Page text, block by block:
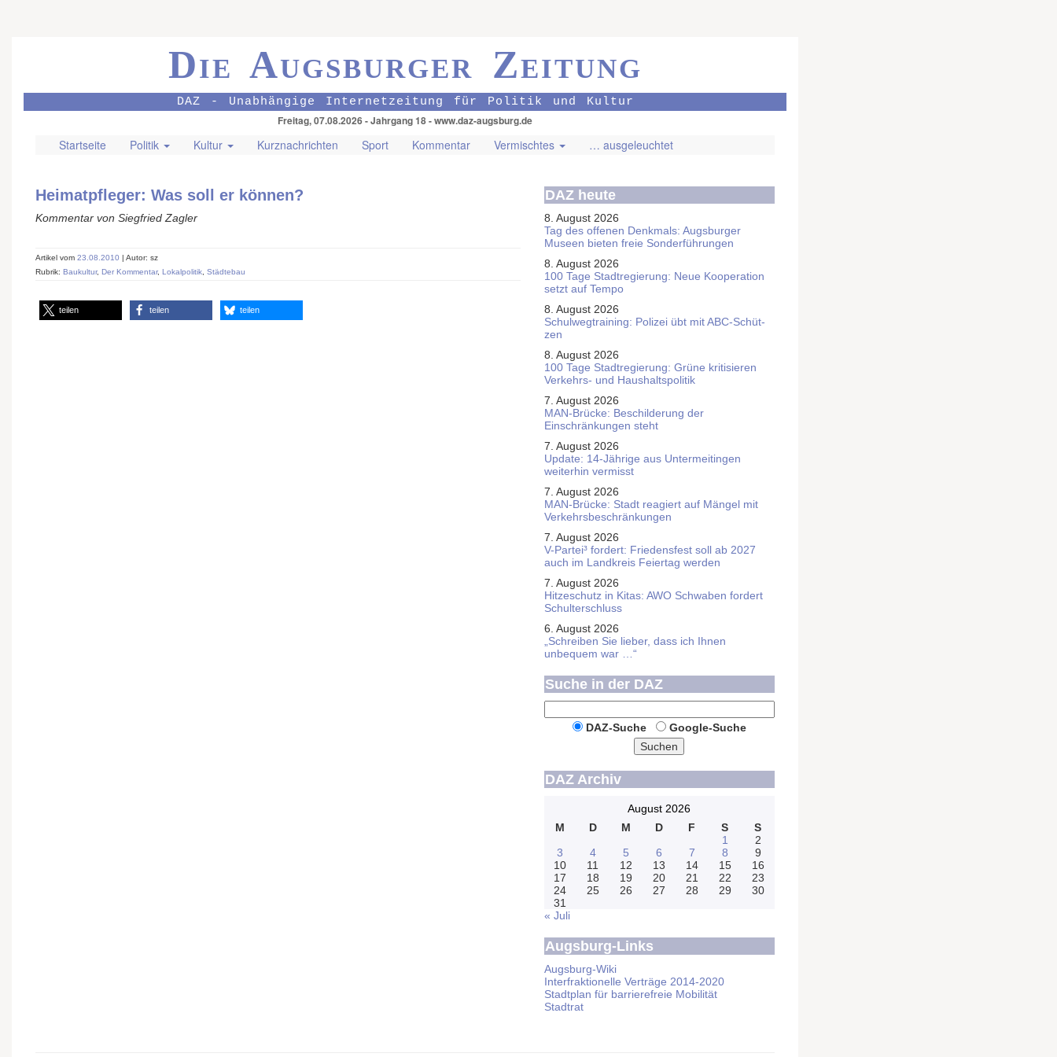
Die Augsburger Zeitung
DAZ - Unabhängige Internetzeitung für Politik und Kultur
Freitag, 07.08.2026 - Jahrgang 18 - www.daz-augsburg.de
Startseite Politik Kultur Kurznachrichten Sport Kommentar Vermischtes … ausgeleuchtet
Heimatpfleger: Was soll er können?
Kommentar von Siegfried Zagler
Artikel vom 23.08.2010 | Autor: sz
Rubrik: Baukultur, Der Kommentar, Lokalpolitik Städtebau
teilen teilen teilen
DAZ heute
8. August 2026
Tag des offenen Denkmals: Augsburger
Museen bieten freie Sonderführungen
8. August 2026
100 Tage Stadtregierung: Neue Kooperation
setzt auf Tempo
8. August 2026
Schul­weg­trai­ning: Poli­zei übt mit ABC-Schüt­
zen
8. August 2026
100 Tage Stadtregierung: Grüne kritisieren
Verkehrs- und Haushaltspolitik
7. August 2026
MAN-Brücke: Beschilderung der
Einschränkungen steht
7. August 2026
Update: 14-Jährige aus Untermeitingen
weiterhin vermisst
7. August 2026
MAN-Brücke: Stadt reagiert auf Mängel mit
Verkehrsbeschränkungen
7. August 2026
V-Partei­³ fordert: Friedens­fest soll ab 2027
auch im Land­kreis Feier­tag werden
7. August 2026
Hitzeschutz in Kitas: AWO Schwaben fordert
Schulterschluss
6. August 2026
„Schreiben Sie lieber, dass ich Ihnen
unbequem war …“
Suche in der DAZ
DAZ-Suche
Google-Suche
Suchen
DAZ Archiv
August 2026
M
D M D F S
S
1
2
3
4 5 6 7 8
9
10
11 12 13 14 15
16
17
18 19 20 21 22
23
24
25 26 27 28 29
30
31
« Juli
Augsburg-Links
Augsburg-Wiki
Interfraktionelle Verträge 2014-2020
Stadtplan für barrierefreie Mobilität
Stadtrat